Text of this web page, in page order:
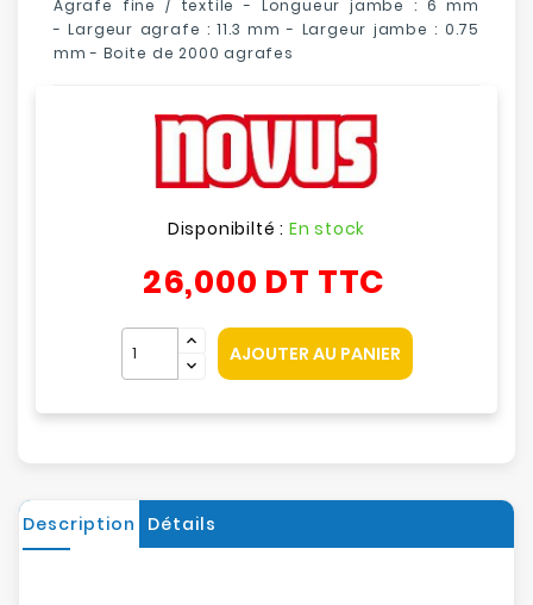
Agrafe fine / textile - Longueur jambe : 6 mm
- Largeur agrafe : 11.3 mm - Largeur jambe : 0.75
mm - Boite de 2000 agrafes
Disponibilté : En stock
26,000 DT TTC
AJOUTER AU PANIER
Description Détails